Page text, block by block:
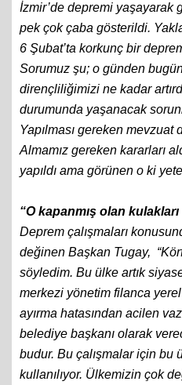
İzmir’de depremi yaşayarak
pek çok çaba gösterildi.
6 Şubat’ta korkunç bir
Sorumuz şu; o günden
dirençliliğimizi ne kadar
durumunda yaşanacak
Yapılması gereken mevzuat
Almamız gereken kararları
yapıldı ama görünen o ki
“O kapanmış olan
Deprem çalışmaları
değinen Başkan Tugay,
söyledim. Bu ülke artık
merkezi yönetim filanca
ayırma hatasından acilen
belediye başkanı olarak
budur. Bu çalışmalar için bu
kullanılıyor. Ülkemizin çok